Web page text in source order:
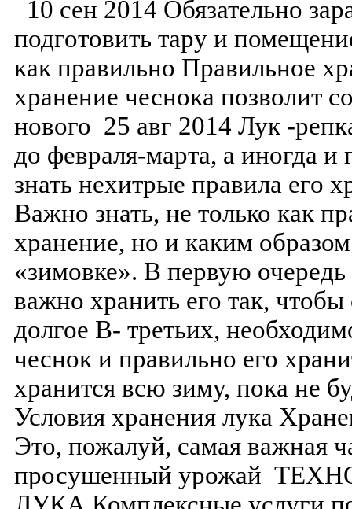
10 сен 2014 Обязательно
подготовить тару и
как правильно Правильное
хранение чеснока позволит
нового 25 авг 2014 Лук -
до февраля-марта, а иногда
знать нехитрые правила его
Важно знать, не только как
хранение, но и каким
«зимовке». В первую
важно хранить его так, чтобы
долгое В- третьих,
чеснок и правильно его
хранится всю зиму, пока не
Условия хранения лука
Это, пожалуй, самая важная
просушенный урожай